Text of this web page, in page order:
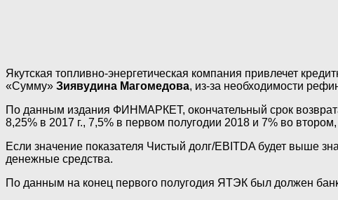
Якутская топливно-энергетическая компания привлечет
«Сумму» Зиявудина Магомедова, из-за необходимости
По данным издания ФИНМАРКЕТ, окончательный срок
8,25% в 2017 г., 7,5% в первом полугодии 2018 и 7% во
Если значение показателя Чистый долг/EBITDA будет выше
денежные средства.
По данным на конец первого полугодия ЯТЭК был должен